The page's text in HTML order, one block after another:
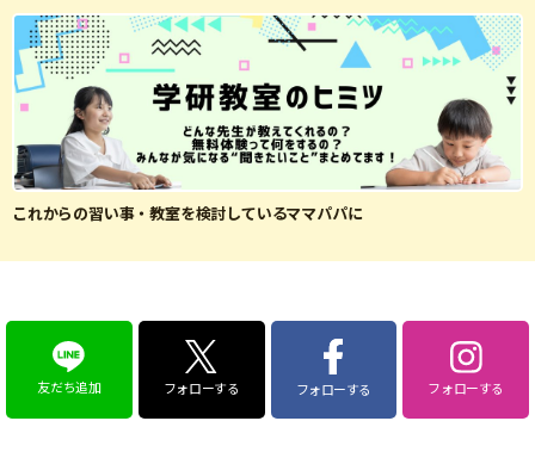
これからの習い事・教室を検討しているママパパに
友だち追加 フォローする フォローする フォローする